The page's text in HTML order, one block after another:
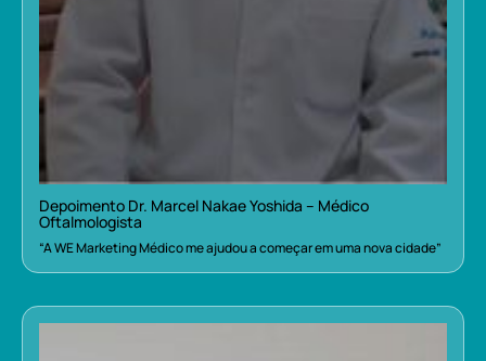
Depoimento Dr. Marcel Nakae Yoshida – Médico
Oftalmologista
“A WE Marketing Médico me ajudou a começar em uma nova cidade”